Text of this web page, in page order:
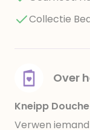
Collectie
Over
Kneipp
Verwen